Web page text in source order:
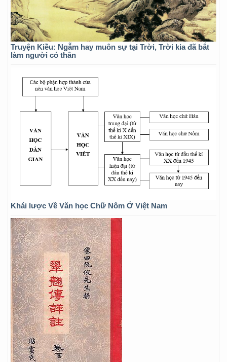
Truyện Kiều: Ngẫm hay muôn sự tại Trời, Trời kia đã bắt
làm người có thân
Khái lược Về Văn học Chữ Nôm Ở Việt Nam